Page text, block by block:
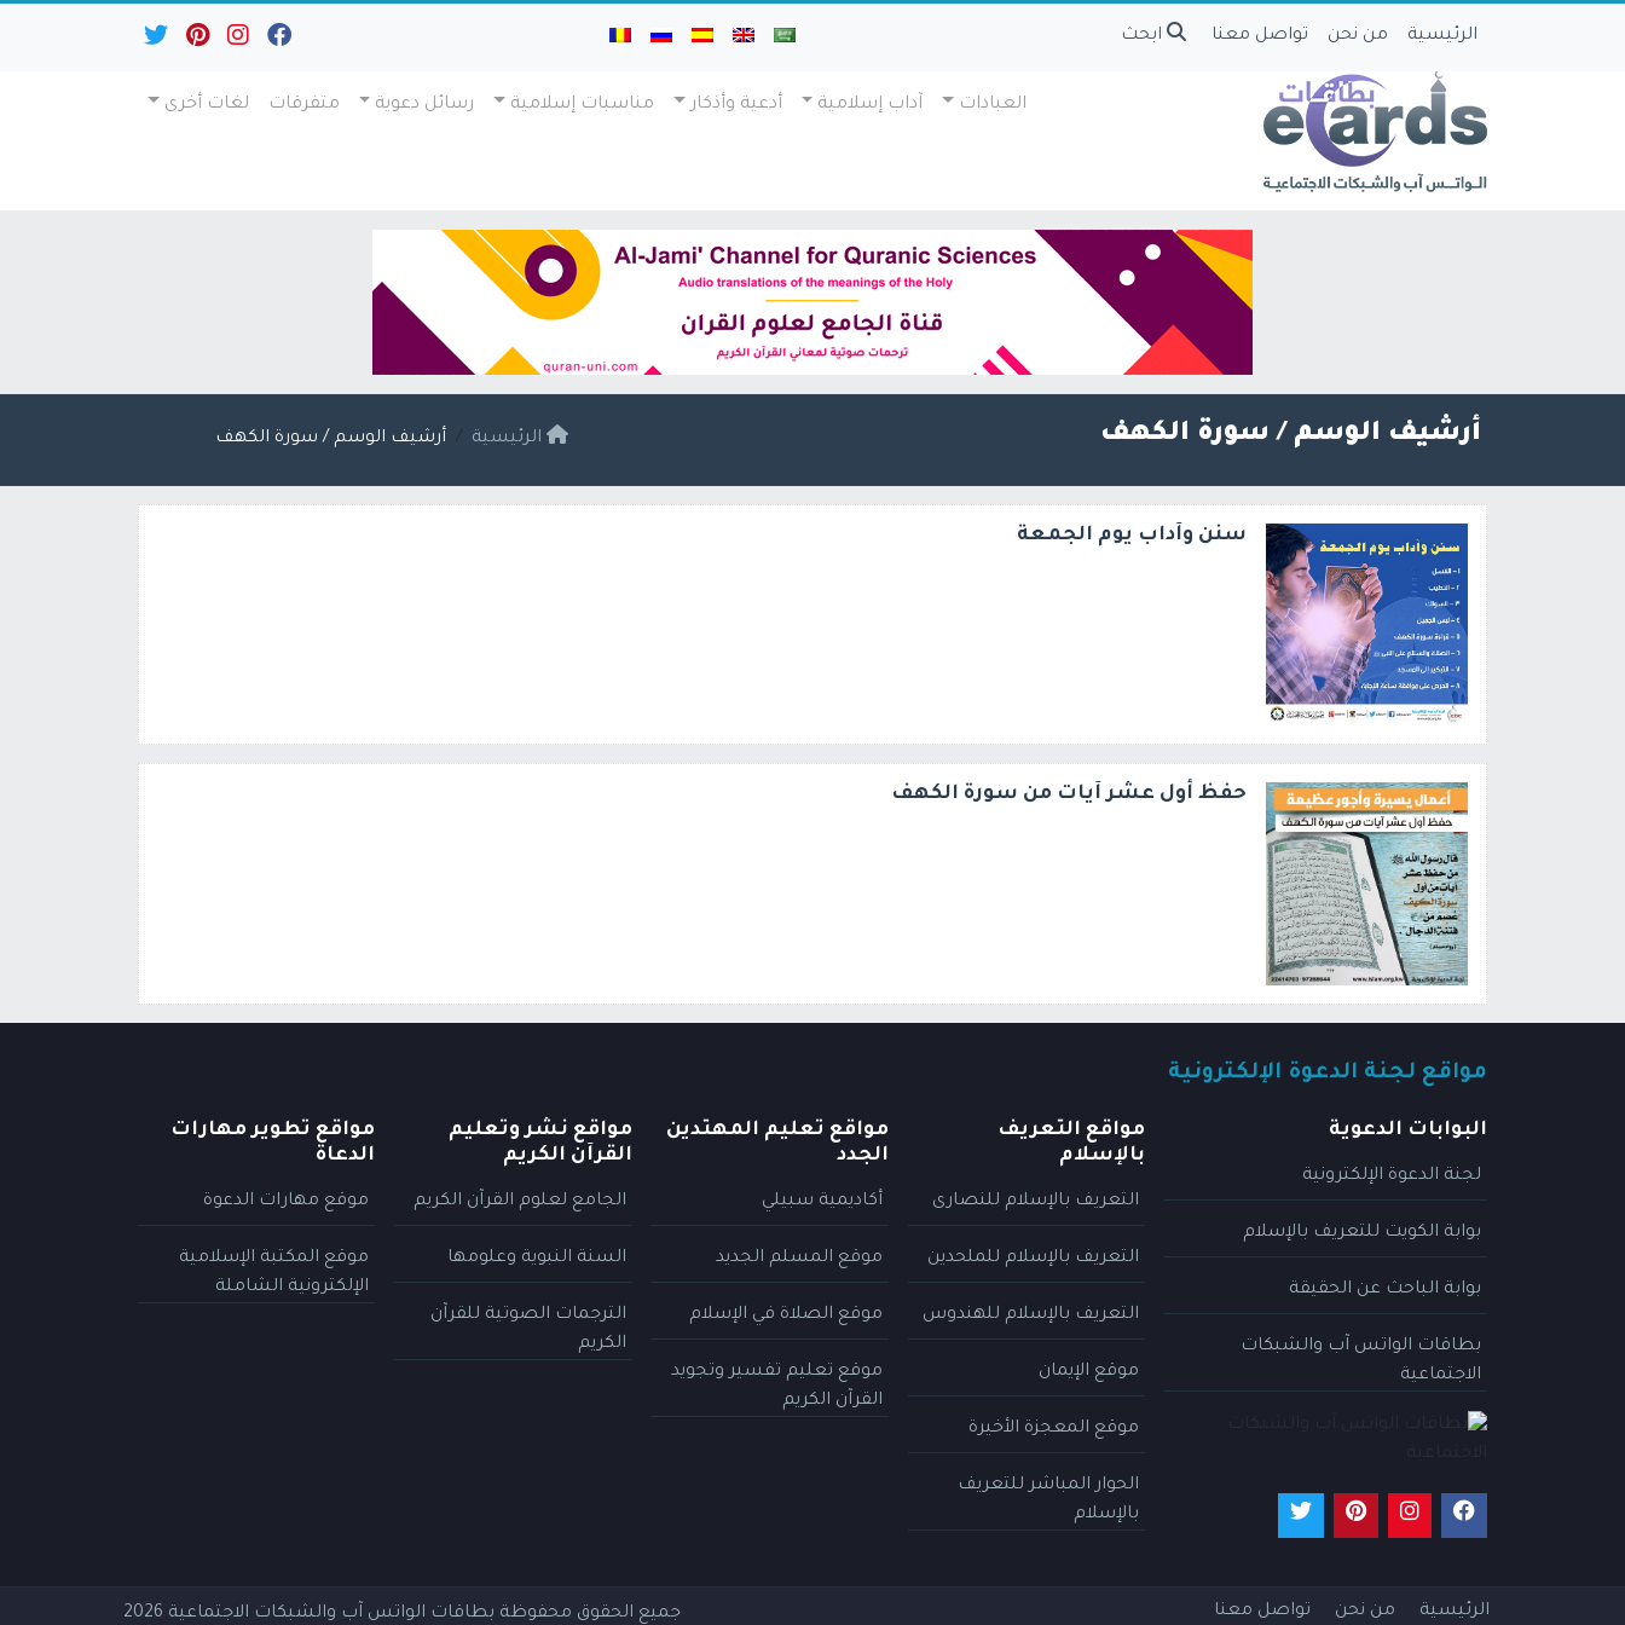
الرئيسية من نحن تواصل معنا ابحث
العبادات آداب إسلامية أدعية وأذكار مناسبات إسلامية رسائل دعوية متفرقات لغات أخرى
أرشيف الوسم / سورة الكهف الرئيسية أرشيف الوسم / سورة الكهف
سنن وآداب يوم الجمعة
حفظ أول عشر آيات من سورة الكهف
مواقع لجنة الدعوة الإلكترونية
البوابات الدعوية
لجنة الدعوة الإلكترونية
بوابة الكويت للتعريف بالإسلام
بوابة الباحث عن الحقيقة
بطاقات الواتس آب والشبكات
الاجتماعية
مواقع التعريف
بالإسلام
التعريف بالإسلام للنصارى
التعريف بالإسلام للملحدين
التعريف بالإسلام للهندوس
موقع الإيمان
موقع المعجزة الأخيرة
الحوار المباشر للتعريف
بالإسلام
مواقع تعليم المهتدين
الجدد
أكاديمية سبيلي
موقع المسلم الجديد
موقع الصلاة في الإسلام
موقع تعليم تفسير وتجويد
القرآن الكريم
مواقع نشر وتعليم
القرآن الكريم
الجامع لعلوم القرآن الكريم
السنة النبوية وعلومها
الترجمات الصوتية للقرآن
الكريم
مواقع تطوير مهارات
الدعاة
موقع مهارات الدعوة
موقع المكتبة الإسلامية
الإلكترونية الشاملة
الرئيسية من نحن تواصل معنا جميع الحقوق محفوظة بطاقات الواتس آب والشبكات الاجتماعية